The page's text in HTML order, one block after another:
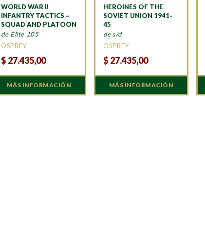
WORLD WAR II
INFANTRY TACTICS –
SQUAD AND PLATOON
de Elite 105
OSPREY
$ 27.435,00
MÁS INFORMACIÓN
HEROINES OF THE
SOVIET UNION 1941-
45
de s/d
OSPREY
$ 27.435,00
MÁS INFORMACIÓN